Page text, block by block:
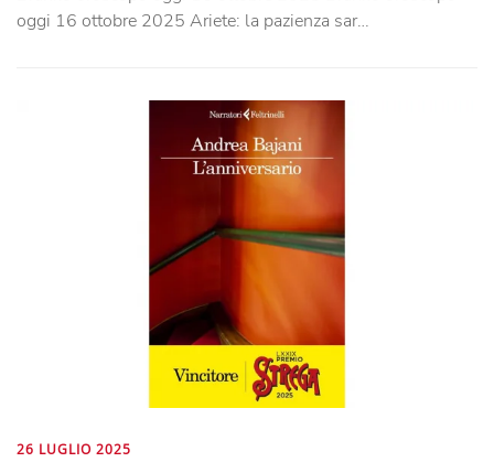
oggi 16 ottobre 2025 Ariete: la pazienza sar…
26 LUGLIO 2025